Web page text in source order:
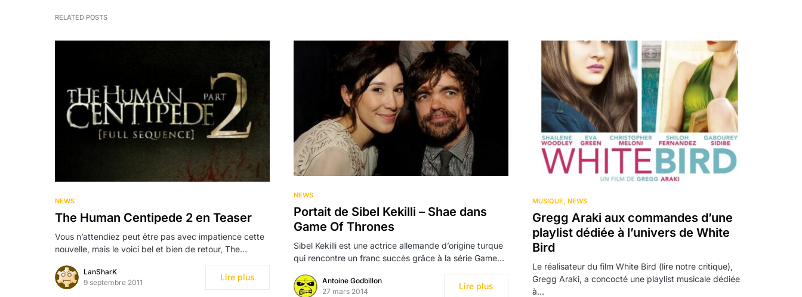
RELATED POSTS
NEWS
The Human Centipede 2 en Teaser
Vous n’attendiez peut être pas avec impatience cette
nouvelle, mais le voici bel et bien de retour, The…
LanSharK
9 septembre 2011
Lire plus
NEWS
Portait de Sibel Kekilli – Shae dans
Game Of Thrones
Sibel Kekilli est une actrice allemande d’origine turque
qui rencontre un franc succès grâce à la série Game…
Antoine Godbillon
27 mars 2014
Lire plus
MUSIQUE NEWS
Gregg Araki aux commandes d’une
playlist dédiée à l’univers de White
Bird
Le réalisateur du film White Bird (lire notre critique),
Gregg Araki, a concocté une playlist musicale dédiée
à…